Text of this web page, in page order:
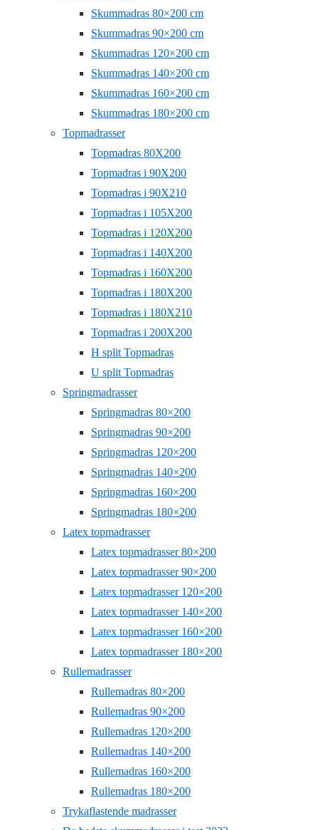
Skummadras 80×200 cm
Skummadras 90×200 cm
Skummadras 120×200 cm
Skummadras 140×200 cm
Skummadras 160×200 cm
Skummadras 180×200 cm
Topmadrasser
Topmadras 80X200
Topmadras i 90X200
Topmadras i 90X210
Topmadras i 105X200
Topmadras i 120X200
Topmadras i 140X200
Topmadras i 160X200
Topmadras i 180X200
Topmadras i 180X210
Topmadras i 200X200
H split Topmadras
U split Topmadras
Springmadrasser
Springmadras 80×200
Springmadras 90×200
Springmadras 120×200
Springmadras 140×200
Springmadras 160×200
Springmadras 180×200
Latex topmadrasser
Latex topmadrasser 80×200
Latex topmadrasser 90×200
Latex topmadrasser 120×200
Latex topmadrasser 140×200
Latex topmadrasser 160×200
Latex topmadrasser 180×200
Rullemadrasser
Rullemadras 80×200
Rullemadras 90×200
Rullemadras 120×200
Rullemadras 140×200
Rullemadras 160×200
Rullemadras 180×200
Trykaflastende madrasser